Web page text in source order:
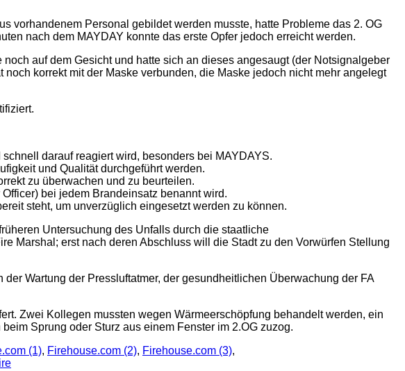
vorhandenem Personal gebildet werden musste, hatte Probleme das 2. OG
nach dem MAYDAY konnte das erste Opfer jedoch erreicht werden.
auf dem Gesicht und hatte sich an dieses angesaugt (der Notsignalgeber
korrekt mit der Maske verbunden, die Maske jedoch nicht mehr angelegt
darauf reagiert wird, besonders bei MAYDAYS.
und Qualität durchgeführt werden.
zu überwachen und zu beurteilen.
bei jedem Brandeinsatz benannt wird.
steht, um unverzüglich eingesetzt werden zu können.
Untersuchung des Unfalls durch die staatliche
Marshal; erst nach deren Abschluss will die Stadt zu den Vorwürfen Stellung
Wartung der Pressluftatmer, der gesundheitlichen Überwachung der FA
Zwei Kollegen mussten wegen Wärmeerschöpfung behandelt werden, ein
Sprung oder Sturz aus einem Fenster im 2.OG zuzog.
(1), Firehouse.com (2), Firehouse.com (3),